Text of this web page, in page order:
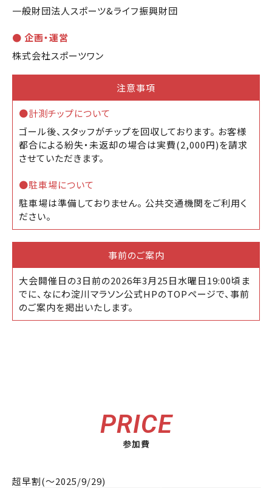
一般財団法人スポーツ&ライフ振興財団
● 企画・運営
株式会社スポーツワン
注意事項
●計測チップについて
ゴール後、スタッフがチップを回収しております。 お客様
都合による紛失・未返却の場合は実費(2,000円)を請求
させていただきます。
●駐車場について
駐車場は準備しておりません。 公共交通機関をご利用く
ださい。
事前のご案内
大会開催日の3日前の2026年3月25日水曜日19:00頃ま
でに、なにわ淀川マラソン公式HPのTOPページで、事前
のご案内を掲出いたします。
PRICE
参加費
超早割(～2025/9/29)